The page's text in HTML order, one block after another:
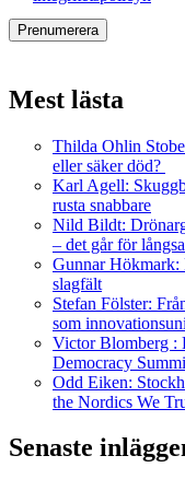
Mest lästa
Thilda Ohlin
eller säker död?
Karl Agell:
rusta snabbare
Nild Bildt:
– det går för
Gunnar Hökmark:
slagfält
Stefan Fölster:
som
Victor Blomberg :
Democracy
Odd Eiken:
the Nordics We
Senaste